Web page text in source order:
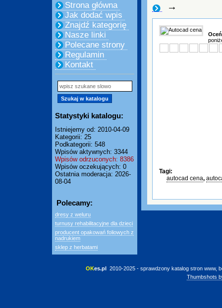
Strona główna
Jak dodać wpis
Znajdź kategorię
Nasze linki
Polecane strony
Regulamin
Kontakt
Statystyki katalogu:
Istniejemy od: 2010-04-09
Kategorii: 25
Podkategorii: 548
Wpisów aktywnych: 3344
Wpisów odrzuconych: 8386
Wpisów oczekujących: 0
Ostatnia moderacja: 2026-
08-04
Polecamy:
dresy z weluru
turnusy rehabilitacyjne dla dzieci
producent opakowań foliowych z
nadrukiem
sklep z herbatami
→
Tagi:
autocad cena,
OKes.pl 2010-2025 - sprawdzony katalog stron www,
Thumbshots